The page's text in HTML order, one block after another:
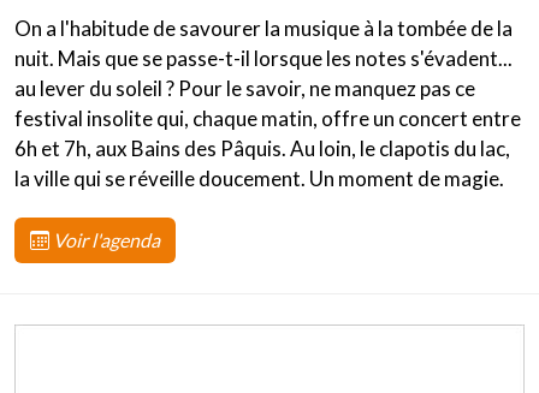
On a l'habitude de savourer la musique à la tombée de la
nuit. Mais que se passe-t-il lorsque les notes s'évadent...
au lever du soleil ? Pour le savoir, ne manquez pas ce
festival insolite qui, chaque matin, offre un concert entre
6h et 7h, aux Bains des Pâquis. Au loin, le clapotis du lac,
la ville qui se réveille doucement. Un moment de magie.
Voir l'agenda